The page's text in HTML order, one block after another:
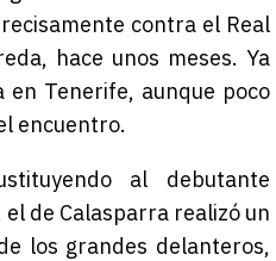
contra el Real
hace unos meses. Ya
en Tenerife, aunque poco
encuentro.
al debutante
de Calasparra realizó un
los grandes delanteros,